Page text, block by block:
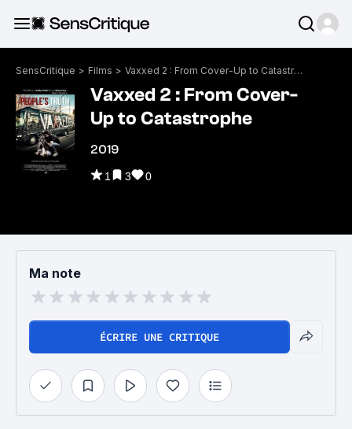
SensCritique > Films > Vaxxed 2 : From Cover-Up to Catastrophe
Vaxxed 2 : From Cover-
Up to Catastrophe
2019
1 3 0
Ma note
ÉCRIRE UNE CRITIQUE